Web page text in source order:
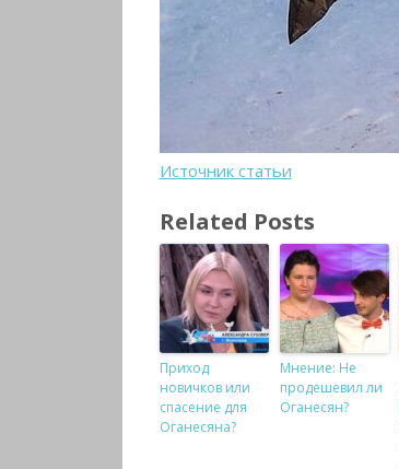
Источник статьи
Related Posts
Приход
новичков или
спасение для
Оганесяна?
Мнение: Не
продешевил ли
Оганесян?